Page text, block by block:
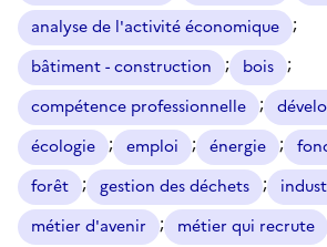
analyse de l'activité économique ;
bâtiment - construction ; bois ;
compétence professionnelle ;
écologie ; emploi ; énergie ;
forêt ; gestion des déchets ;
métier d'avenir ; métier qui recrute